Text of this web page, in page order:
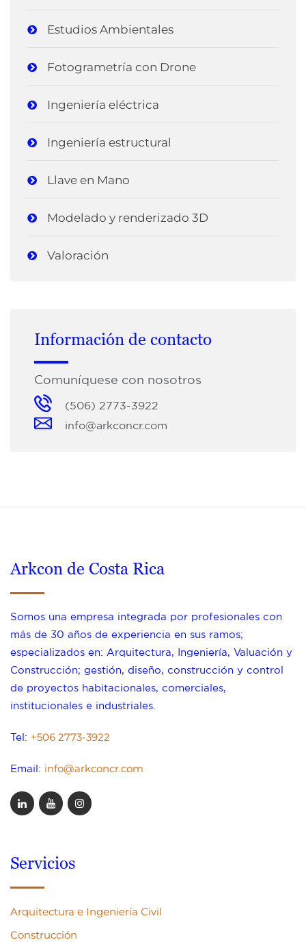
Estudios Ambientales
Fotogrametría con Drone
Ingeniería eléctrica
Ingeniería estructural
Llave en Mano
Modelado y renderizado 3D
Valoración
Información de contacto
Comuníquese con nosotros
(506) 2773-3922
info@arkconcr.com
Arkcon de Costa Rica
Somos una empresa integrada por profesionales con
más de 30 años de experiencia en sus ramos;
especializados en: Arquitectura, Ingeniería, Valuación y
Construcción; gestión, diseño, construcción y control
de proyectos habitacionales, comerciales,
institucionales e industriales.
Tel: +506 2773-3922
Email: info@arkconcr.com
Servicios
Arquitectura e Ingeniería Civil
Construcción